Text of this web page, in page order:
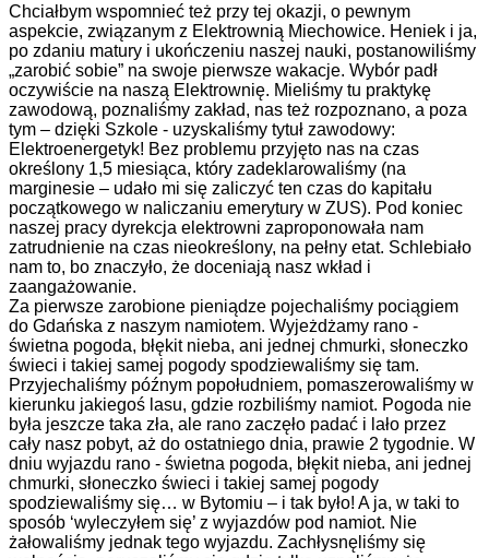
Chciałbym wspomnieć też przy tej okazji, o pewnym
aspekcie, związanym z Elektrownią Miechowice. Heniek i ja,
po zdaniu matury i ukończeniu naszej nauki, postanowiliśmy
„zarobić sobie” na swoje pierwsze wakacje. Wybór padł
oczywiście na naszą Elektrownię. Mieliśmy tu praktykę
zawodową, poznaliśmy zakład, nas też rozpoznano, a poza
tym – dzięki Szkole - uzyskaliśmy tytuł zawodowy:
Elektroenergetyk! Bez problemu przyjęto nas na czas
określony 1,5 miesiąca, który zadeklarowaliśmy (na
marginesie – udało mi się zaliczyć ten czas do kapitału
początkowego w naliczaniu emerytury w ZUS). Pod koniec
naszej pracy dyrekcja elektrowni zaproponowała nam
zatrudnienie na czas nieokreślony, na pełny etat. Schlebiało
nam to, bo znaczyło, że doceniają nasz wkład i
zaangażowanie.
Za pierwsze zarobione pieniądze pojechaliśmy pociągiem
do Gdańska z naszym namiotem. Wyjeżdżamy rano -
świetna pogoda, błękit nieba, ani jednej chmurki, słoneczko
świeci i takiej samej pogody spodziewaliśmy się tam.
Przyjechaliśmy późnym popołudniem, pomaszerowaliśmy w
kierunku jakiegoś lasu, gdzie rozbiliśmy namiot. Pogoda nie
była jeszcze taka zła, ale rano zaczęło padać i lało przez
cały nasz pobyt, aż do ostatniego dnia, prawie 2 tygodnie. W
dniu wyjazdu rano - świetna pogoda, błękit nieba, ani jednej
chmurki, słoneczko świeci i takiej samej pogody
spodziewaliśmy się… w Bytomiu – i tak było! A ja, w taki to
sposób ‘wyleczyłem się’ z wyjazdów pod namiot. Nie
żałowaliśmy jednak tego wyjazdu. Zachłysnęliśmy się